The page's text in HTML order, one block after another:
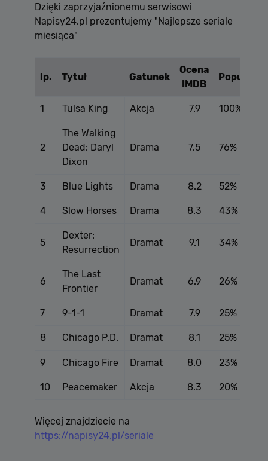
Dzięki zaprzyjaźnionemu serwisowi
Napisy24.pl prezentujemy "Najlepsze seriale
miesiąca"
lp. Tytuł Gatunek
Ocena
IMDB
1 Tulsa King Akcja 7.9 100%
2
The Walking
Dead: Daryl
Dixon
Drama 7.5 76%
3 Blue Lights Drama 8.2 52%
4 Slow Horses Drama 8.3 43%
5
Dexter:
Resurrection
Dramat 9.1 34%
6
The Last
Frontier
Dramat 6.9 26%
7 9-1-1 Dramat 7.9 25%
8 Chicago P.D. Dramat 8.1 25%
9 Chicago Fire Dramat 8.0 23%
10 Peacemaker Akcja 8.3 20%
Więcej znajdziecie na
https://napisy24.pl/seriale